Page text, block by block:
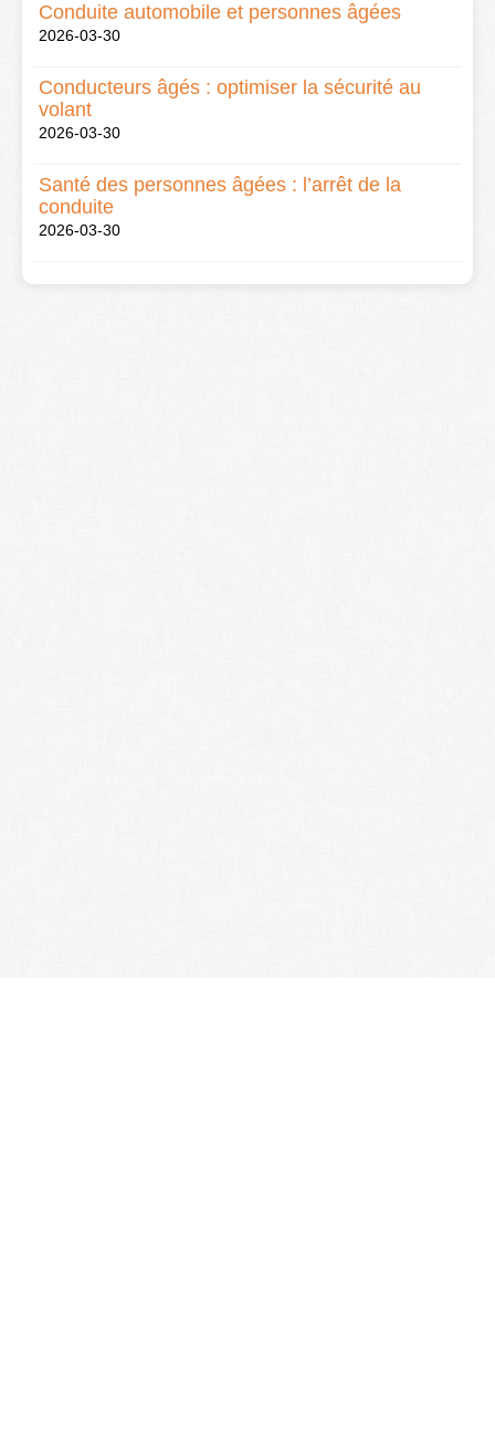
Conduite automobile et personnes âgées
2026-03-30
Conducteurs âgés : optimiser la sécurité au
volant
2026-03-30
Santé des personnes âgées : l’arrêt de la
conduite
2026-03-30